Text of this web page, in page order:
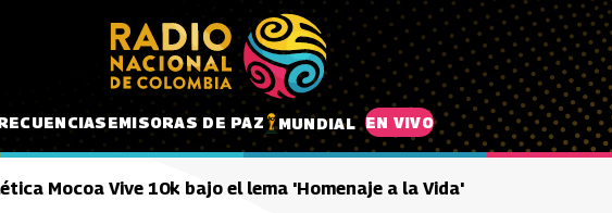
EMISORAS DE PAZ MUNDIAL EN VIVO
Mocoa Vive 10k bajo el lema 'Homenaje a la Vida'